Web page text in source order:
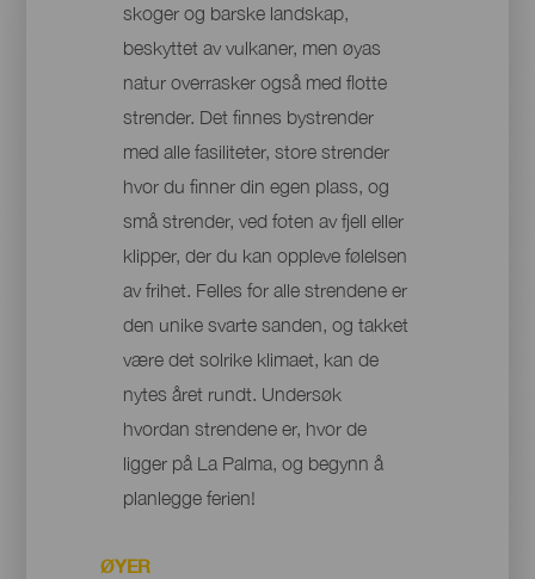
skoger og barske landskap,
beskyttet av vulkaner, men øyas
natur overrasker også med flotte
strender. Det finnes bystrender
med alle fasiliteter, store strender
hvor du finner din egen plass, og
små strender, ved foten av fjell eller
klipper, der du kan oppleve følelsen
av frihet. Felles for alle strendene er
den unike svarte sanden, og takket
være det solrike klimaet, kan de
nytes året rundt. Undersøk
hvordan strendene er, hvor de
ligger på La Palma, og begynn å
planlegge ferien!
ØYER